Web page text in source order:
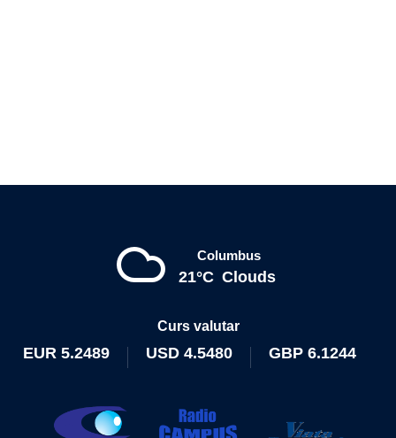
Columbus
21°C Clouds
Curs valutar
EUR 5.2489 USD 4.5480 GBP 6.1244